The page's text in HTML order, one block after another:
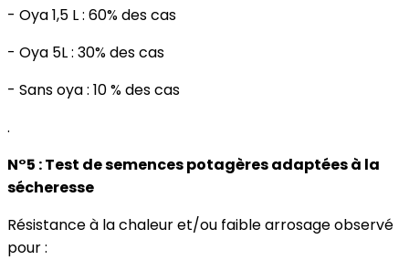
- Oya 1,5 L : 60% des cas
- Oya 5L : 30% des cas
- Sans oya : 10 % des cas
.
N°5 : Test de semences potagères adaptées à la
sécheresse
Résistance à la chaleur et/ou faible arrosage observé
pour :